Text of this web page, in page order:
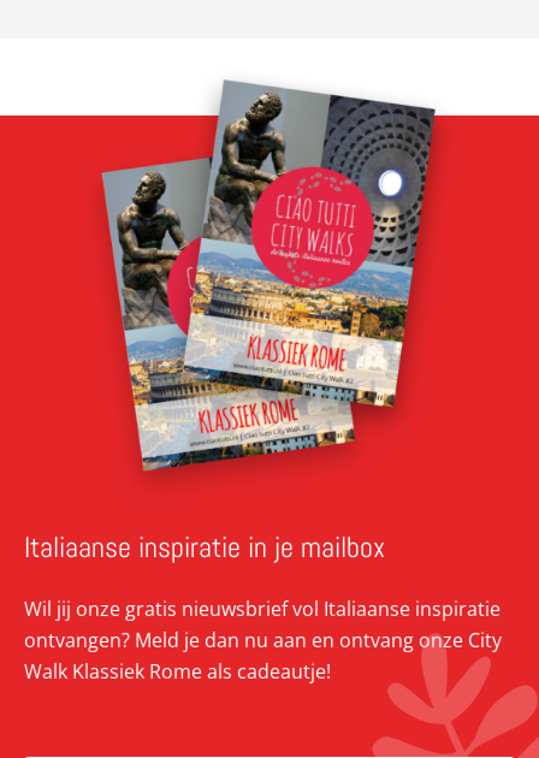
Italiaanse inspiratie in je mailbox
Wil jij onze gratis nieuwsbrief vol Italiaanse inspiratie
ontvangen? Meld je dan nu aan en ontvang onze City
Walk Klassiek Rome als cadeautje!